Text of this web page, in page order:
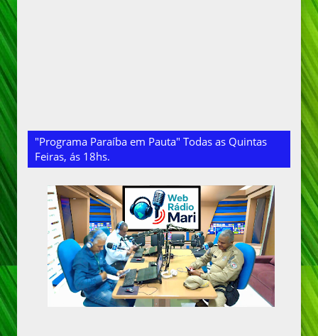
"Programa Paraíba em Pauta" Todas as Quintas
Feiras, ás 18hs.